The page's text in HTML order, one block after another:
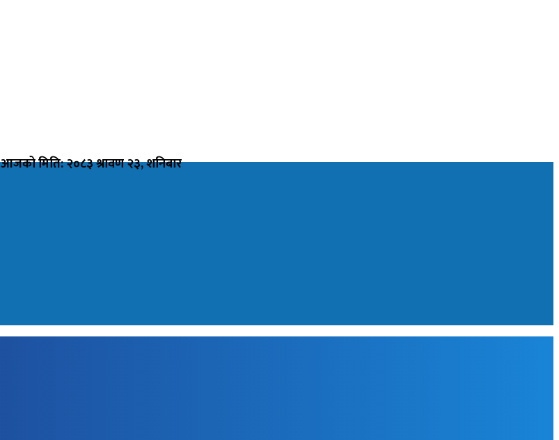
आजको मिति: २०८३ श्रावण २३, शनिबार